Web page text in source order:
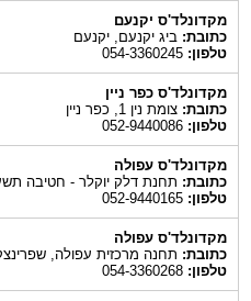
מקדונלד'ס יקנעם
כתובת:ביג יקנעם, יקנעם
טלפון:054-3360245
מקדונלד'ס כפר ניין
כתובת:צומת נין 1, כפר ניין
טלפון:052-9440086
מקדונלד'ס עפולה
כתובת:תחנת דלק יוקלר - חטיבה
טלפון:052-9440165
מקדונלד'ס עפולה
כתובת:תחנה מרכזית עפולה, שפרינצק 2,
טלפון:054-3360268